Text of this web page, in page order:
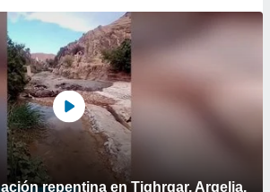
repentina en Tighrgar, Argelia.